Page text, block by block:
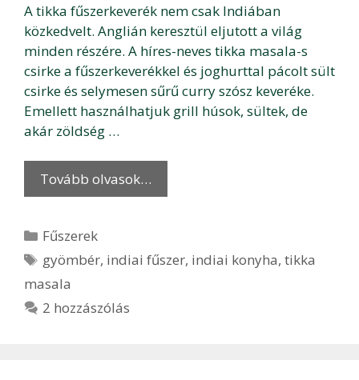
A tikka fűszerkeverék nem csak Indiában
közkedvelt. Anglián keresztül eljutott a világ
minden részére. A híres-neves tikka masala-s
csirke a fűszerkeverékkel és joghurttal pácolt sült
csirke és selymesen sűrű curry szósz keveréke.
Emellett használhatjuk grill húsok, sültek, de
akár zöldség …
Tovább olvasok…
Kategória
Fűszerek
Címkék
gyömbér, indiai fűszer, indiai konyha,tikka
masala
2 hozzászólás